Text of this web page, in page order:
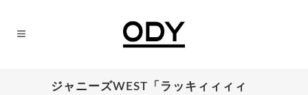
ジャニーズWEST「ラッキィィィィ